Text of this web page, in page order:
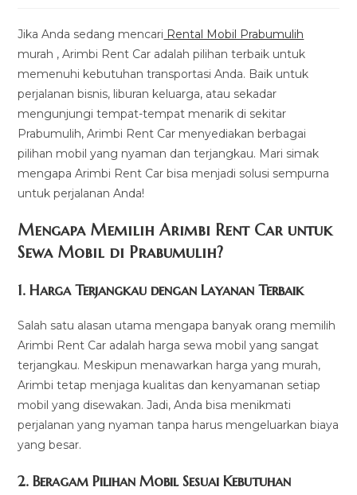
Jika Anda sedang mencari Rental Mobil Prabumulih
murah , Arimbi Rent Car adalah pilihan terbaik untuk
memenuhi kebutuhan transportasi Anda. Baik untuk
perjalanan bisnis, liburan keluarga, atau sekadar
mengunjungi tempat-tempat menarik di sekitar
Prabumulih, Arimbi Rent Car menyediakan berbagai
pilihan mobil yang nyaman dan terjangkau. Mari simak
mengapa Arimbi Rent Car bisa menjadi solusi sempurna
untuk perjalanan Anda!
Mengapa Memilih Arimbi Rent Car untuk
Sewa Mobil di Prabumulih?
1.Harga Terjangkau dengan Layanan Terbaik
Salah satu alasan utama mengapa banyak orang memilih
Arimbi Rent Car adalah harga sewa mobil yang sangat
terjangkau. Meskipun menawarkan harga yang murah,
Arimbi tetap menjaga kualitas dan kenyamanan setiap
mobil yang disewakan. Jadi, Anda bisa menikmati
perjalanan yang nyaman tanpa harus mengeluarkan biaya
yang besar.
2.Beragam Pilihan Mobil Sesuai Kebutuhan